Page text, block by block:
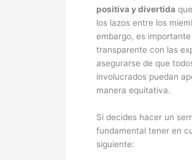
positiva y divertida
los lazos entre los
embargo, es
transparente con las
asegurarse de que
involucrados puedan
manera equitativa.
Si decides hacer un
fundamental tener en
siguiente: